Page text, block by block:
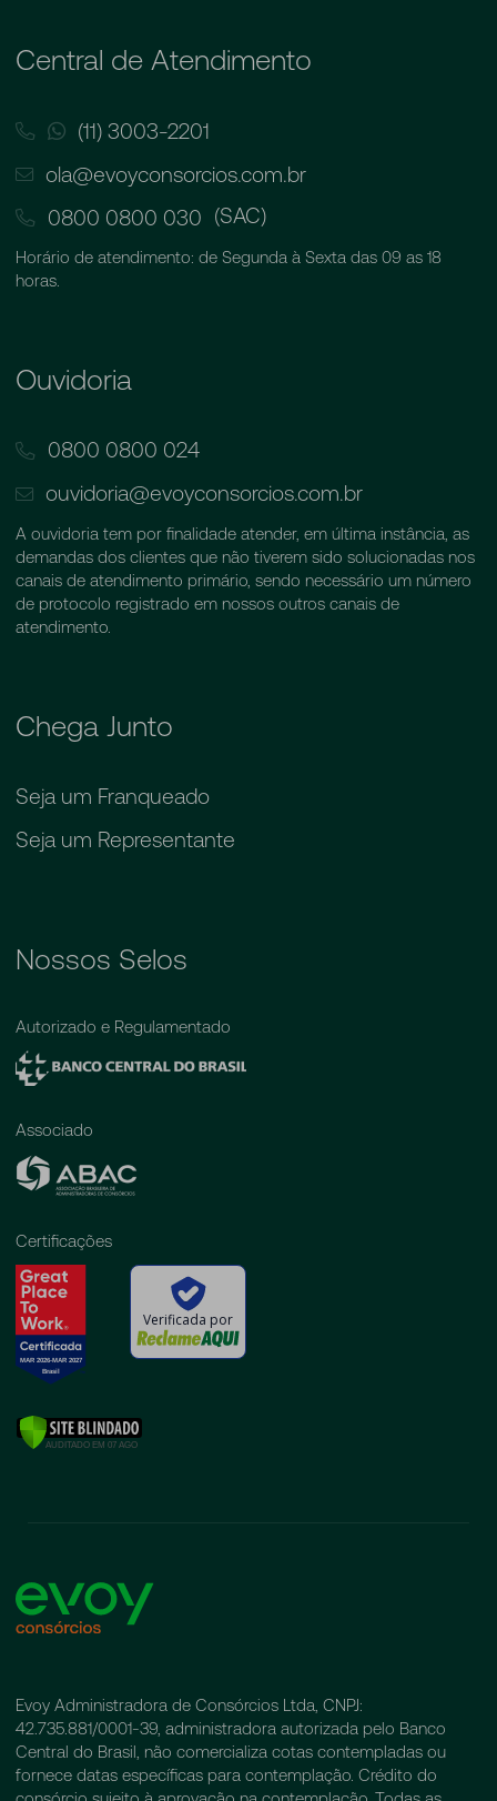
Central de Atendimento
(11) 3003-2201
ola@evoyconsorcios.com.br
0800 0800 030 (SAC)
Horário de atendimento: de Segunda à Sexta das 09 as 18
horas.
Ouvidoria
0800 0800 024
ouvidoria@evoyconsorcios.com.br
A ouvidoria tem por finalidade atender, em última instância, as
demandas dos clientes que não tiverem sido solucionadas nos
canais de atendimento primário, sendo necessário um número
de protocolo registrado em nossos outros canais de
atendimento.
Chega Junto
Seja um Franqueado
Seja um Representante
Nossos Selos
Autorizado e Regulamentado
Associado
Certificações
Verificada por
Evoy Administradora de Consórcios Ltda, CNPJ:
42.735.881/0001-39, administradora autorizada pelo Banco
Central do Brasil, não comercializa cotas contempladas ou
fornece datas específicas para contemplação. Crédito do